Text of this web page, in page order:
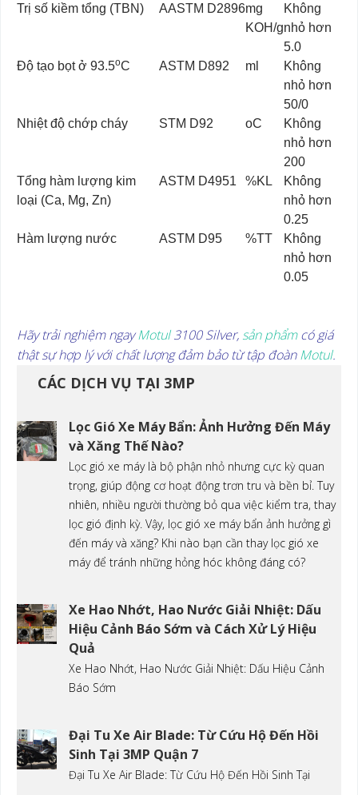
Trị số kiềm tổng (TBN)
AASTM D2896mg
KOH/g
Không
nhỏ hơn
5.0
Độ tạo bọt ở 93.5oC ASTM D892 ml
Không
nhỏ hơn
50/0
Nhiệt độ chớp cháy
STM D92 oC
Không
nhỏ hơn
200
Tổng hàm lượng kim
loại (Ca, Mg, Zn)
ASTM D4951 %KL
Không
nhỏ hơn
0.25
Hàm lượng nước
ASTM D95 %TT
Không
nhỏ hơn
0.05
Hãy trải nghiệm ngayMotul3100 Silver, sản phẩmcó giá
thật sự hợp lý với chất lượng đảm bảo từ tập đoànMotul.
CÁC DỊCH VỤ TẠI 3MP
Lọc Gió Xe Máy Bẩn: Ảnh Hưởng Đến Máy
và Xăng Thế Nào?
Lọc gió xe máy là bộ phận nhỏ nhưng cực kỳ quan
trọng, giúp động cơ hoạt động trơn tru và bền bỉ. Tuy
nhiên, nhiều người thường bỏ qua việc kiểm tra, thay
lọc gió định kỳ. Vậy, lọc gió xe máy bẩn ảnh hưởng gì
đến máy và xăng? Khi nào bạn cần thay lọc gió xe
máy để tránh những hỏng hóc không đáng có?
Xe Hao Nhớt, Hao Nước Giải Nhiệt: Dấu
Hiệu Cảnh Báo Sớm và Cách Xử Lý Hiệu
Quả
Xe Hao Nhớt, Hao Nước Giải Nhiệt: Dấu Hiệu Cảnh
Báo Sớm
Đại Tu Xe Air Blade: Từ Cứu Hộ Đến Hồi
Sinh Tại 3MP Quận 7
Đại Tu Xe Air Blade: Từ Cứu Hộ Đến Hồi Sinh Tại